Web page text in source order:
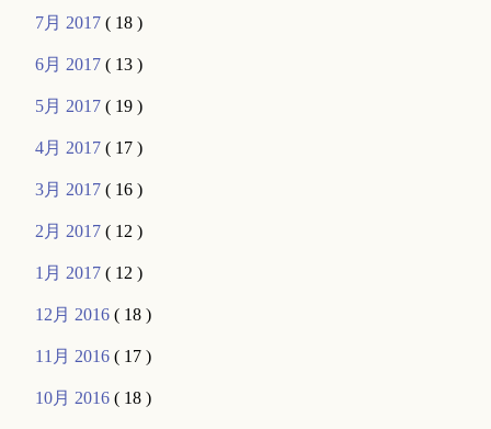
7月 2017( 18 )
6月 2017( 13 )
5月 2017( 19 )
4月 2017( 17 )
3月 2017( 16 )
2月 2017( 12 )
1月 2017( 12 )
12月 2016( 18 )
11月 2016( 17 )
10月 2016( 18 )